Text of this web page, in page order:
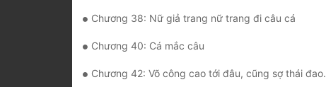
Chương 38: Nữ giả trang nữ trang đi câu cá
Chương 40: Cá mắc câu
Chương 42: Võ công cao tới đâu, cũng sợ thái đao.